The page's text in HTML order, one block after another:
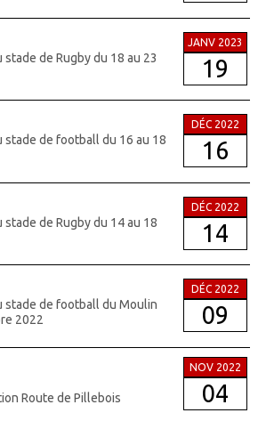
de Rugby du 18 au 23
JANV 2023
19
stade de football du 16 au 18
DÉC 2022
16
de Rugby du 14 au 18
DÉC 2022
14
stade de football du Moulin
2022
DÉC 2022
09
Route de Pillebois
NOV 2022
04